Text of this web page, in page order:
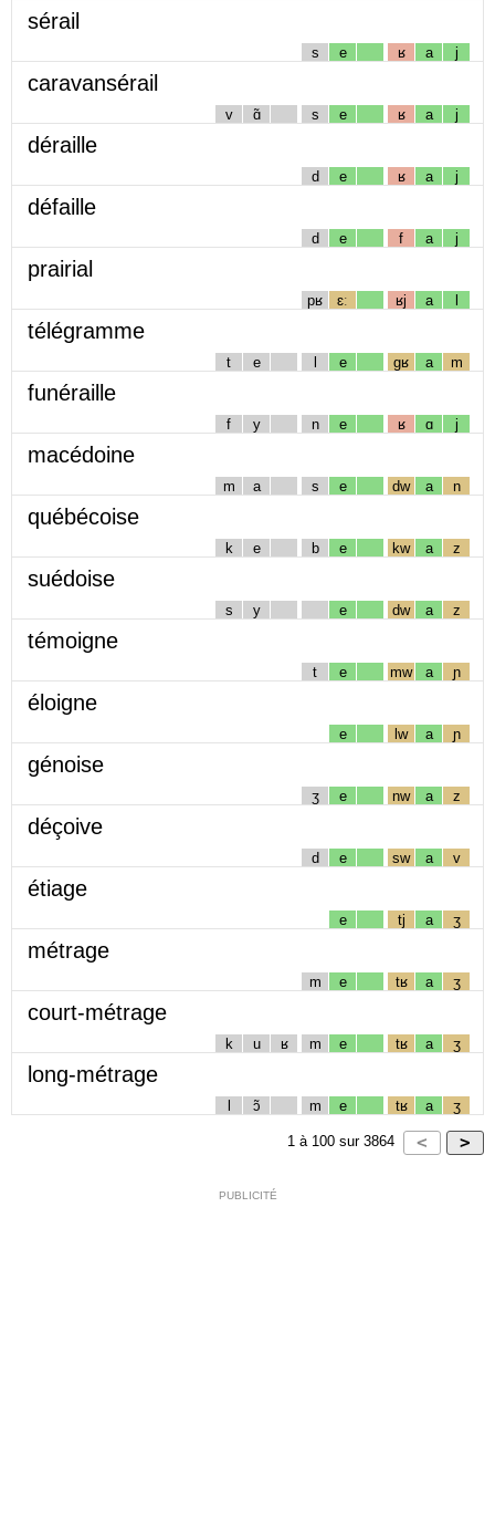
sérail
s e ʁ a j
caravansérail
v ɑ̃ s e ʁ a j
déraille
d e ʁ a j
défaille
d e f a j
prairial
pʁ ɛː ʁj a l
télégramme
t e l e gʁ a m
funéraille
f y n e ʁ ɑ j
macédoine
m a s e dw a n
québécoise
k e b e kw a z
suédoise
s y e dw a z
témoigne
t e mw a ɲ
éloigne
e lw a ɲ
génoise
ʒ e nw a z
déçoive
d e sw a v
étiage
e tj a ʒ
métrage
m e tʁ a ʒ
court-métrage
k u ʁ m e tʁ a ʒ
long-métrage
l ɔ̃ m e tʁ a ʒ
1 à 100 sur 3864
PUBLICITÉ